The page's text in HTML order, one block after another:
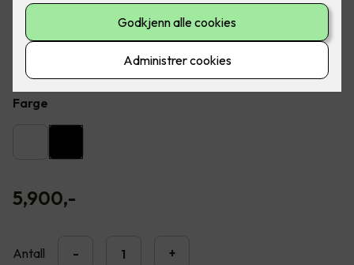
Flott LED downlight med 42 graders spredning og 30
graders vipp i to retninger til innendørs bruke, inkl. LED
dimmer. Inkludert montering.
Farge
5,900,-
Antall - +